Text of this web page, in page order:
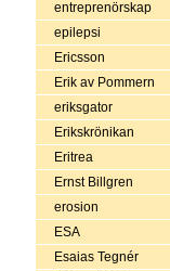
entreprenörskap
epilepsi
Ericsson
Erik av Pommern
eriksgator
Erikskrönikan
Eritrea
Ernst Billgren
erosion
ESA
Esaias Tegnér